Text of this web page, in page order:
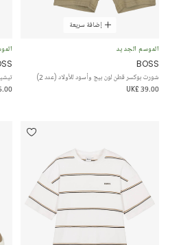
إضافة سريعة
الموسم الجديد
BOSS
شورت بوكسر قطن لون بيج وأسود للأولاد (عدد 2)
UK£ 39.00